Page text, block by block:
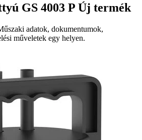
GS 4003 P Új termék
adatok, dokumentumok,
műveletek egy helyen.